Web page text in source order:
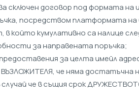
сключен договор под формата
посредством платформата
в който кумулативно са налице
за направената поръчка;
за целта имейл
че няма
в случай че в същия срок